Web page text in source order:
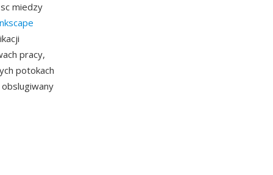
miedzy
pracy,
potokach